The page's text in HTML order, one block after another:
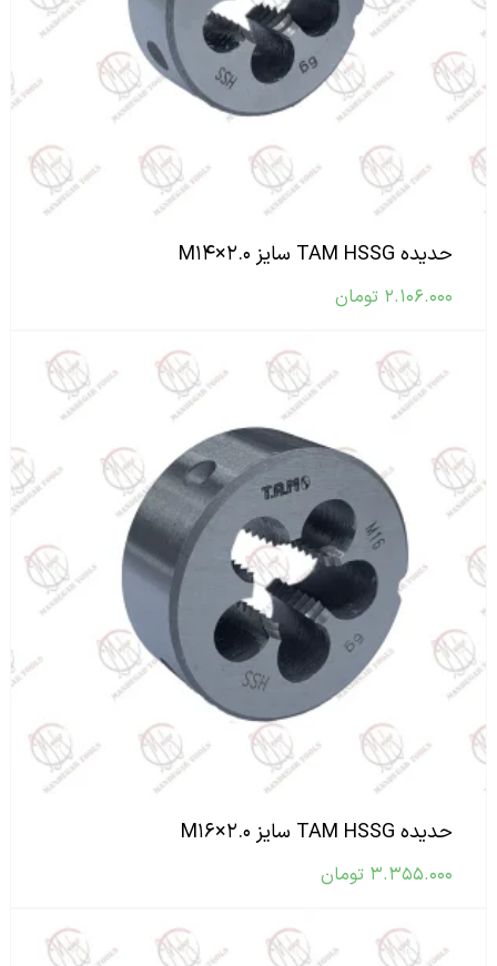
حدیده TAM HSSG سایز M۱۴×۲.۰
۲.۱۰۶.۰۰۰ تومان
حدیده TAM HSSG سایز M۱۶×۲.۰
۳.۳۵۵.۰۰۰ تومان